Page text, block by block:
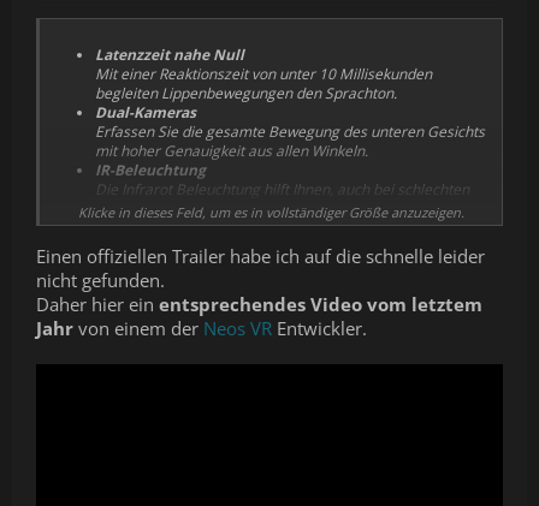
Latenzzeit nahe Null
Mit einer Reaktionszeit von unter 10 Millisekunden
begleiten Lippenbewegungen den Sprachton.
Dual-Kameras
Erfassen Sie die gesamte Bewegung des unteren Gesichts
mit hoher Genauigkeit aus allen Winkeln.
IR-Beleuchtung
Die Infrarot Beleuchtung hilft Ihnen, auch bei schlechten
Lichtverhältnissen zuverlässig und genau zu verfolgen.
Unterstützung von Unity und Unreal Engine
Freiheit beim Erstellen. Unser SRanipal SDK für VIVE Facial
Tracker unterstützt sowohl Unity als auch Unreal Engine.
Kompatibilität
Koppeln Sie es mit VIVE Pro Eye für die ultimative
Verfolgung des gesamten Gesichts. Kompatibel mit
Optimierte Runtime
Klicke in dieses Feld, um es in vollständiger Größe anzuzeigen.
Einen offiziellen Trailer habe ich auf die schnelle leider
nicht gefunden.
Daher hier ein entsprechendes Video vom letztem
Jahr von einem der Neos VR Entwickler.